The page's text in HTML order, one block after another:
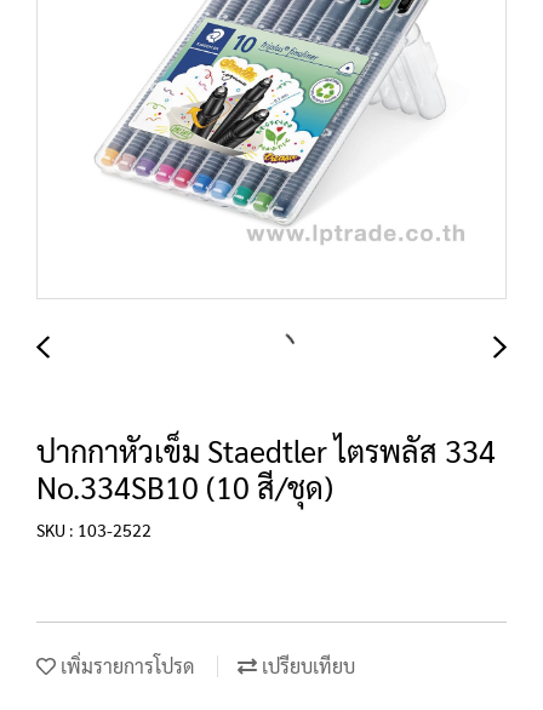
ปากกาหัวเข็ม Staedtler ไตรพลัส 334
No.334SB10 (10 สี/ชุด)
SKU : 103-2522
เพิ่มรายการโปรด เปรียบเทียบ